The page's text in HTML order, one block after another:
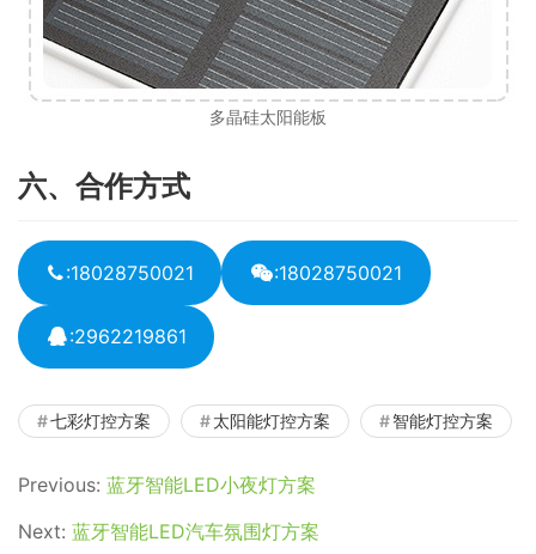
多晶硅太阳能板
六、合作方式
:18028750021 :18028750021
:2962219861
七彩灯控方案 太阳能灯控方案 智能灯控方案
Previous: 蓝牙智能LED小夜灯方案
Next: 蓝牙智能LED汽车氛围灯方案